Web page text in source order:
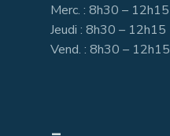
Merc. : 8h30 – 12h15
Jeudi : 8h30 – 12h15
Vend. : 8h30 – 12h15